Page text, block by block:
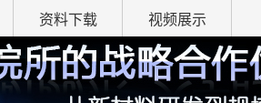
资料下载 视频展示